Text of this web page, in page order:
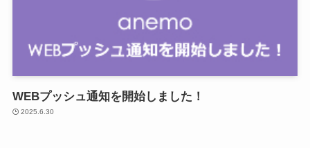
WEBプッシュ通知を開始しました！
2025.6.30